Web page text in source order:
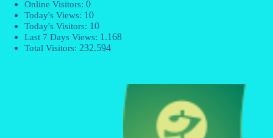
Online Visitors: 0
Today's Views: 10
Today's Visitors: 10
Last 7 Days Views: 1.168
Total Visitors: 232.594